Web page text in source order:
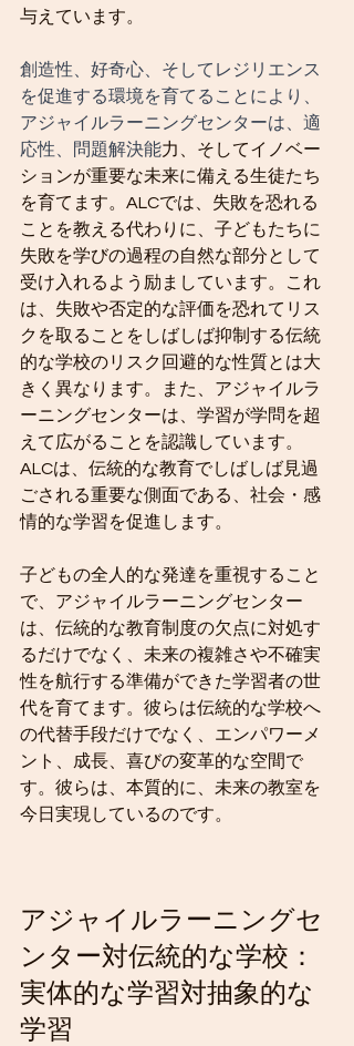
与えています。
創造性、好奇心、そしてレジリエンス
を促進する環境を育てることにより、
アジャイルラーニングセンターは、適
応性、問題解決能力、そしてイノベー
ションが重要な未来に備える生徒たち
を育てます。ALCでは、失敗を恐れる
ことを教える代わりに、子どもたちに
失敗を学びの過程の自然な部分として
受け入れるよう励ましています。これ
は、失敗や否定的な評価を恐れてリス
クを取ることをしばしば抑制する伝統
的な学校のリスク回避的な性質とは大
きく異なります。また、アジャイルラ
ーニングセンターは、学習が学問を超
えて広がることを認識しています。
ALCは、伝統的な教育でしばしば見過
ごされる重要な側面である、社会・感
情的な学習を促進します。
子どもの全人的な発達を重視すること
で、アジャイルラーニングセンター
は、伝統的な教育制度の欠点に対処す
るだけでなく、未来の複雑さや不確実
性を航行する準備ができた学習者の世
代を育てます。彼らは伝統的な学校へ
の代替手段だけでなく、エンパワーメ
ント、成長、喜びの変革的な空間で
す。彼らは、本質的に、未来の教室を
今日実現しているのです。
アジャイルラーニングセ
ンター対伝統的な学校：
実体的な学習対抽象的な
学習